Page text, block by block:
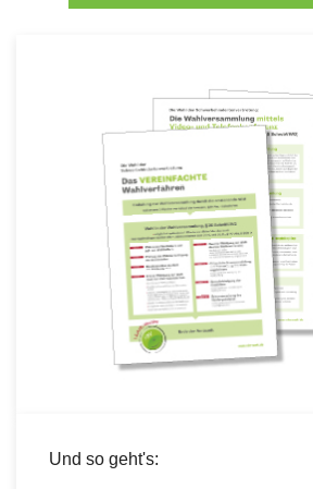
Und so geht's: